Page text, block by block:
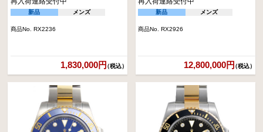
新品 メンズ
商品No. RX2236
1,830,000円（税込）
新品 メンズ
商品No. RX2926
12,800,000円（税込）